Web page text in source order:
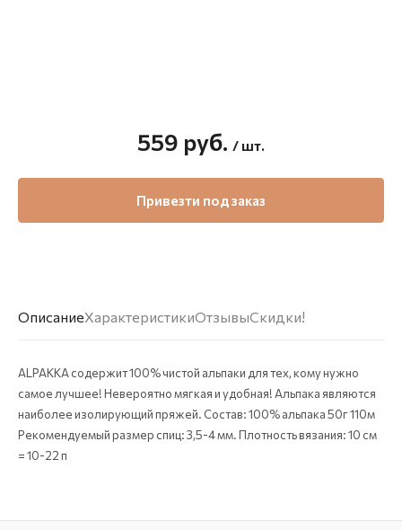
ОписаниеХарактеристикиОтзывыСкидки!
ALPAKKA содержит 100% чистой альпаки для тех, кому нужно
самое лучшее! Невероятно мягкая и удобная! Альпака являются
наиболее изолирующий пряжей. Состав: 100% альпака 50г 110м
Рекомендуемый размер спиц: 3,5-4 мм. Плотность вязания: 10 см
= 10-22 п
559 руб. / шт.
Привезти под заказ